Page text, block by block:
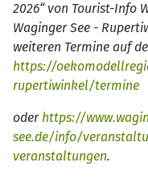
2026“ von Tourist-Info
Waginger See -
weiteren Termine auf
https://
rupertiwinkel/termine
oder https://
see.de/info/
veranstaltungen.